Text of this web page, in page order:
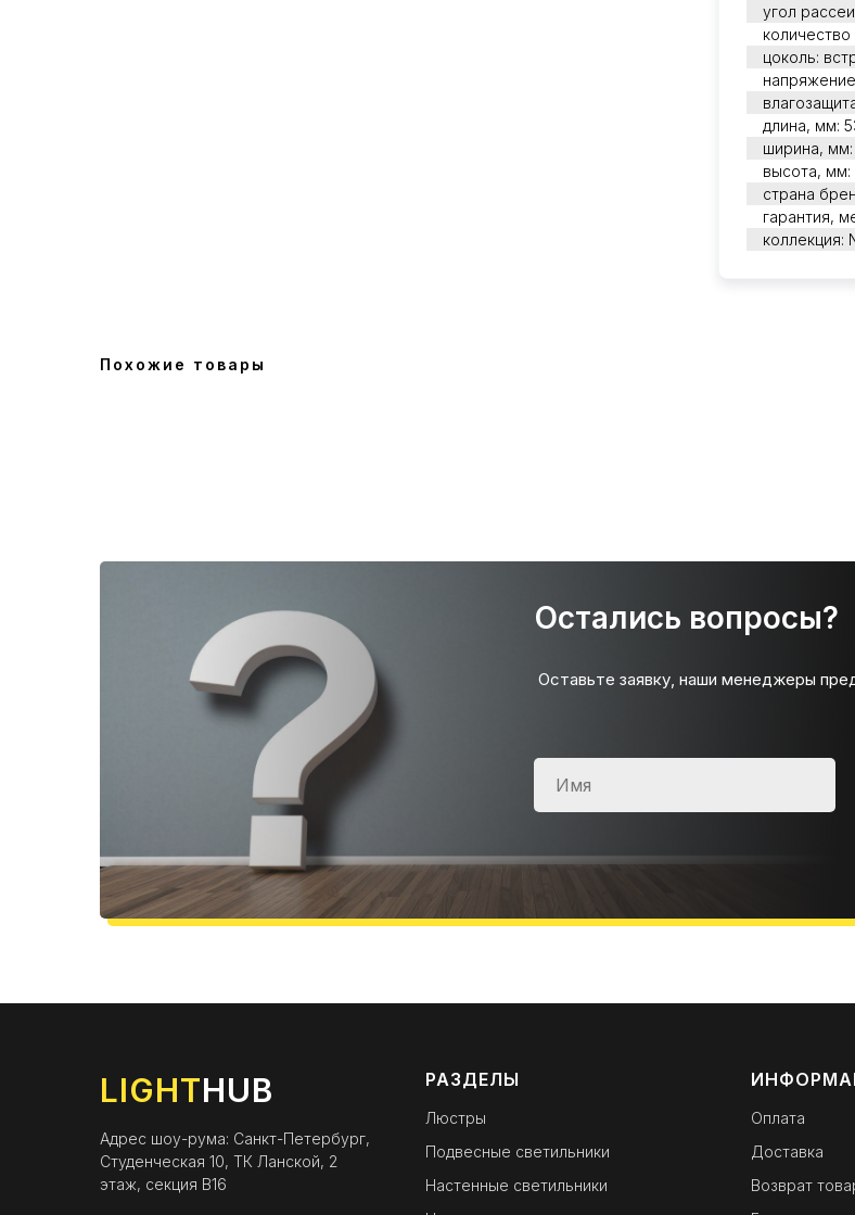
угол
количество
цоколь:
длина, мм:
ширина, мм:
высота, мм:
страна
гарантия,
коллекция:
Похожие товары
Остались вопросы?
Оставьте заявку, наши менеджеры
LIGHTHUB
Адрес шоу-рума: Санкт-Петербург,
Студенческая 10, ТК Ланской, 2
этаж, секция B16
РАЗДЕЛЫ
Люстры
Подвесные светильники
Настенные светильники
Оплата
Доставка
Возврат